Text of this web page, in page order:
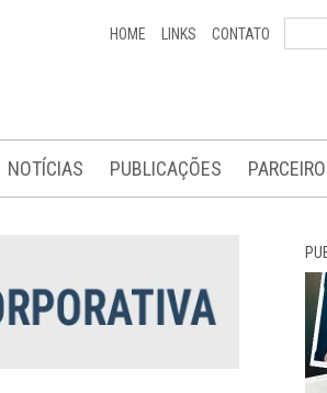
HOME LINKS CONTATO
NOTÍCIAS PUBLICAÇÕES